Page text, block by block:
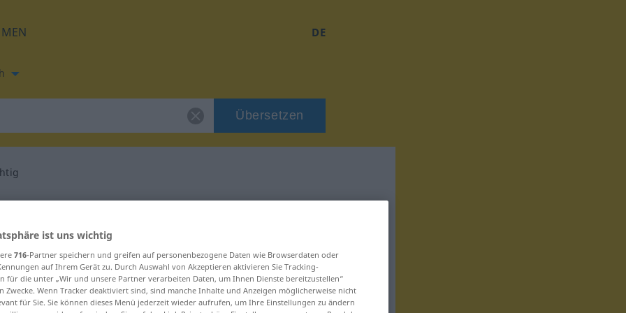
DE
Übersetzen
für "unaufrichtig"
ist uns wichtig
716-Partner speichern und greifen auf personenbezogene Daten wie Browserdaten oder
auf Ihrem Gerät zu. Durch Auswahl von Akzeptieren aktivieren Sie Tracking-
für die unter „Wir und unsere Partner verarbeiten Daten, um Ihnen Dienste bereitzustellen“
Zwecke. Wenn Tracker deaktiviert sind, sind manche Inhalte und Anzeigen möglicherweise nicht
für Sie. Sie können dieses Menü jederzeit wieder aufrufen, um Ihre Einstellungen zu ändern